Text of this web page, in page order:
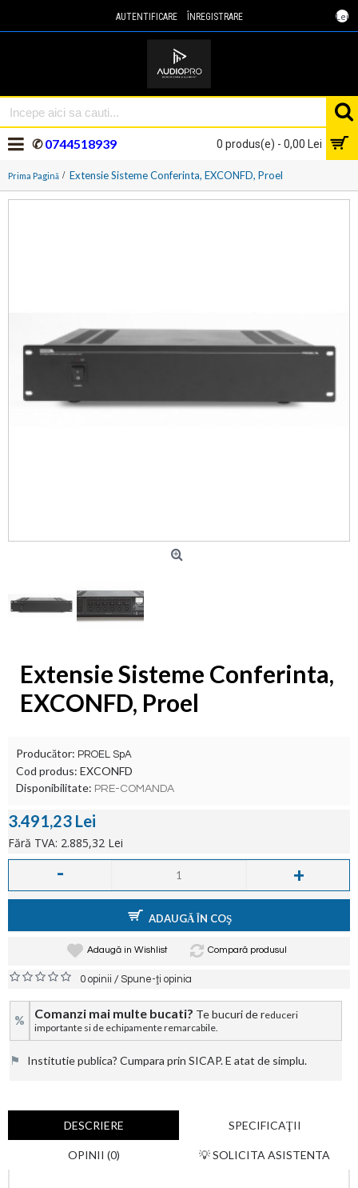
Lei
AUTENTIFICARE ÎNREGISTRARE
0 produs(e) - 0,00 Lei
✆0744518939
Prima Pagină Extensie Sisteme Conferinta, EXCONFD, Proel
Extensie Sisteme Conferinta,
EXCONFD, Proel
Producător: PROEL SpA
Cod produs: EXCONFD
Disponibilitate: PRE-COMANDA
3.491,23 Lei
Fără TVA: 2.885,32 Lei
- +
ADAUGĂ ÎN COŞ
Adaugă in Wishlist Compară produsul
0 opinii /Spune-ţi opinia
% Comanzi mai multe bucati? Te bucuri de reduceri
importante si de echipamente remarcabile.
⚑ Institutie publica? Cumpara prin SICAP. E atat de simplu.
DESCRIERE SPECIFICAŢII
OPINII (0) 💡 SOLICITA ASISTENTA